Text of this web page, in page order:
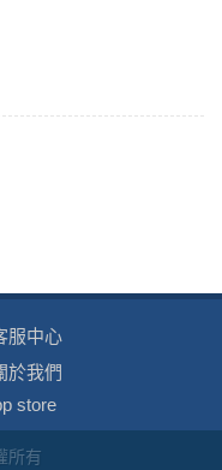
服中心
於我們
所有